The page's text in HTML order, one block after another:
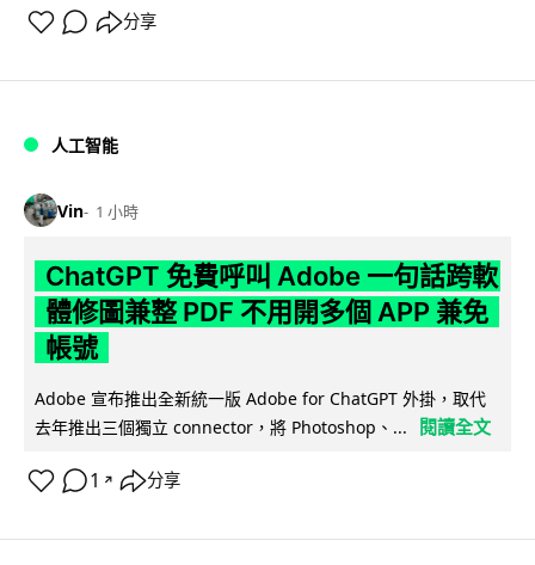
分享
人工智能
Vin 1 小時
ChatGPT 免費呼叫 Adobe 一句話跨軟
體修圖兼整 PDF 不用開多個 APP 兼免
帳號
Adobe 宣布推出全新統一版 Adobe for ChatGPT 外掛，取代
去年推出三個獨立 connector，將 Photoshop、...
閱讀全文
1 ↗ 分享